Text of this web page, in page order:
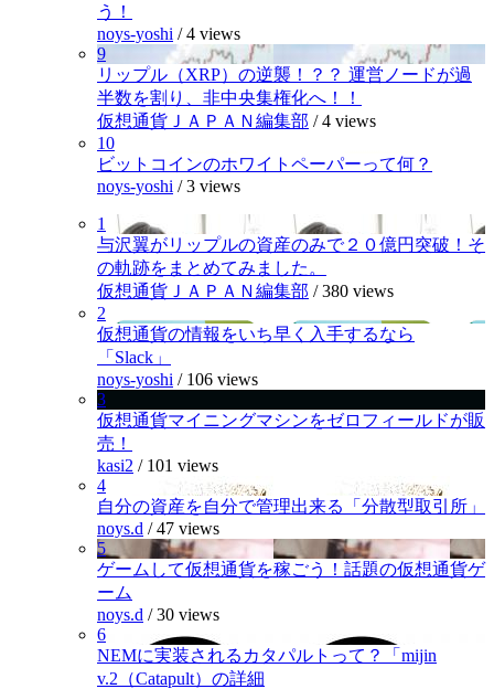
う！
noys-yoshi /4 views
9
リップル（XRP）の逆襲！？？ 運営ノードが過
半数を割り、非中央集権化へ！！
仮想通貨ＪＡＰＡＮ編集部 /4 views
10
ビットコインのホワイトペーパーって何？
noys-yoshi /3 views
1
与沢翼がリップルの資産のみで２０億円突破！そ
の軌跡をまとめてみました。
仮想通貨ＪＡＰＡＮ編集部 /380 views
2
仮想通貨の情報をいち早く入手するなら
「Slack」
noys-yoshi / 106 views
3
仮想通貨マイニングマシンをゼロフィールドが販
売！
kasi2 / 101 views
4
自分の資産を自分で管理出来る「分散型取引所」
noys.d /47 views
5
ゲームして仮想通貨を稼ごう！話題の仮想通貨ゲ
ーム
noys.d /30 views
6
NEMに実装されるカタパルトって？「mijin
v.2（Catapult）の詳細